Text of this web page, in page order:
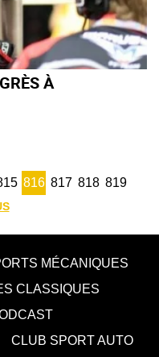
À
816 817 818 819
MÉCANIQUES
CLASSIQUES
CLUB SPORT AUTO